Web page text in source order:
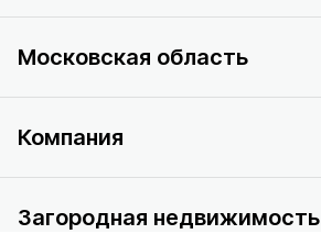
Московская область
Компания
Загородная недвижимость